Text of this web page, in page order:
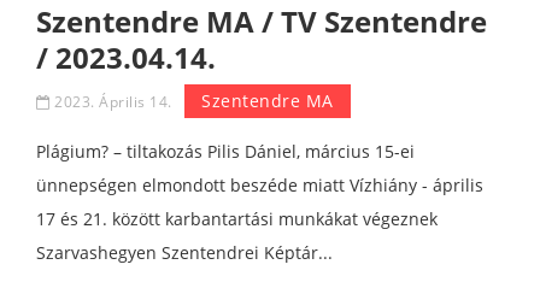
Szentendre MA / TV Szentendre
/ 2023.04.14.
2023. Április 14. Szentendre MA
Plágium? – tiltakozás Pilis Dániel, március 15-ei
ünnepségen elmondott beszéde miatt Vízhiány - április
17 és 21. között karbantartási munkákat végeznek
Szarvashegyen Szentendrei Képtár...